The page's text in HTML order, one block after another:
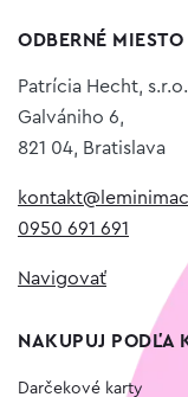
ODBERNÉ MIESTO
Patrícia Hecht, s.r.o.
Galvániho 6,
821 04, Bratislava
0950 691 691
Navigovať
NAKUPUJ PODĽA
Darčekové karty